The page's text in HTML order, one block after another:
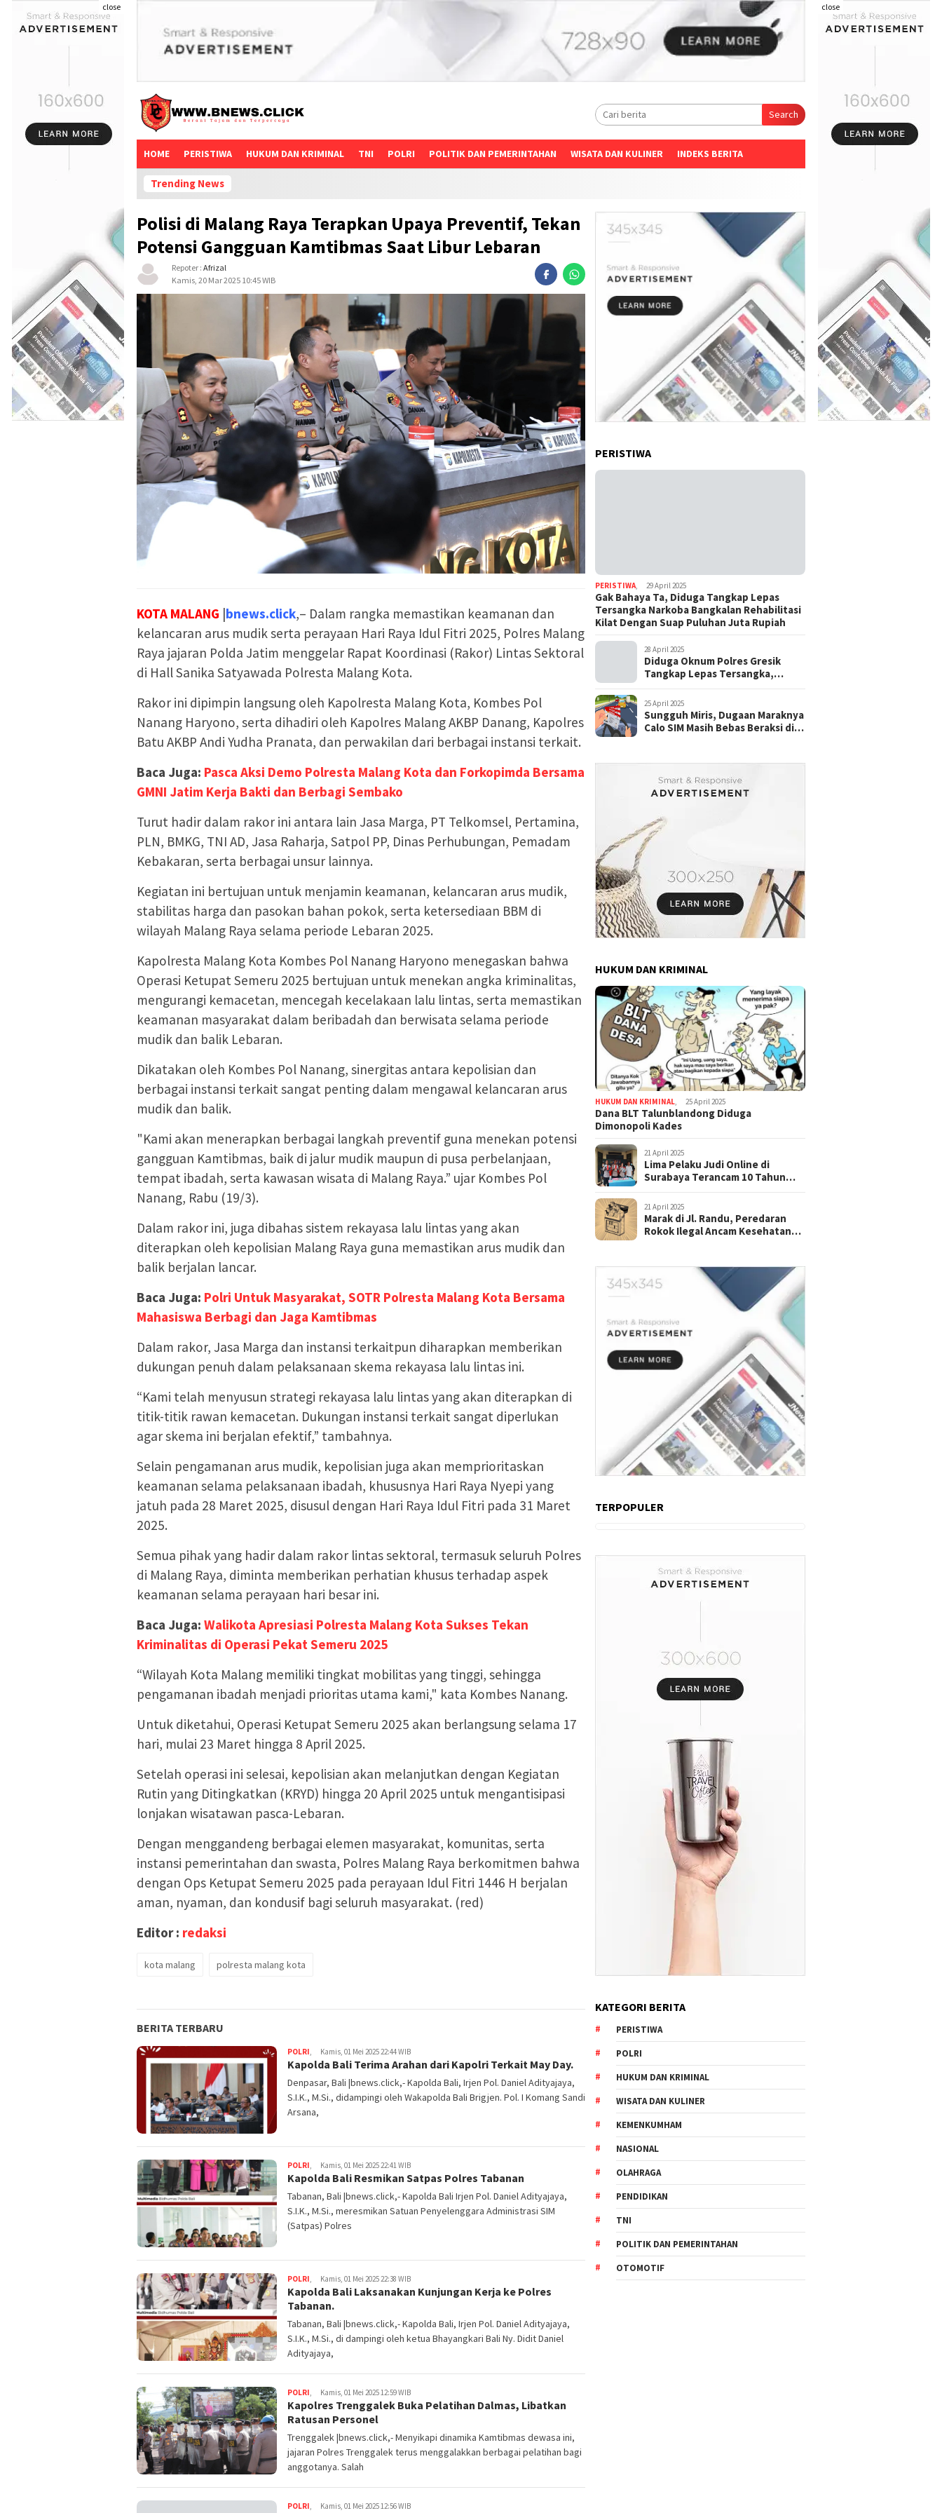
close close
Search
HOME PERISTIWA HUKUM DAN KRIMINAL TNI POLRI POLITIK DAN PEMERINTAHAN WISATA DAN KULINER INDEKS BERITA
Trending News
Polisi di Malang Raya Terapkan Upaya Preventif, Tekan
Potensi Gangguan Kamtibmas Saat Libur Lebaran
Repoter : Afrizal
Kamis, 20 Mar 2025 10:45 WIB
KOTA MALANG |bnews.click,– Dalam rangka memastikan keamanan dan
kelancaran arus mudik serta perayaan Hari Raya Idul Fitri 2025, Polres Malang
Raya jajaran Polda Jatim menggelar Rapat Koordinasi (Rakor) Lintas Sektoral
di Hall Sanika Satyawada Polresta Malang Kota.
Rakor ini dipimpin langsung oleh Kapolresta Malang Kota, Kombes Pol
Nanang Haryono, serta dihadiri oleh Kapolres Malang AKBP Danang, Kapolres
Batu AKBP Andi Yudha Pranata, dan perwakilan dari berbagai instansi terkait.
Baca Juga: Pasca Aksi Demo Polresta Malang Kota dan Forkopimda Bersama
GMNI Jatim Kerja Bakti dan Berbagi Sembako
Turut hadir dalam rakor ini antara lain Jasa Marga, PT Telkomsel, Pertamina,
PLN, BMKG, TNI AD, Jasa Raharja, Satpol PP, Dinas Perhubungan, Pemadam
Kebakaran, serta berbagai unsur lainnya.
Kegiatan ini bertujuan untuk menjamin keamanan, kelancaran arus mudik,
stabilitas harga dan pasokan bahan pokok, serta ketersediaan BBM di
wilayah Malang Raya selama periode Lebaran 2025.
Kapolresta Malang Kota Kombes Pol Nanang Haryono menegaskan bahwa
Operasi Ketupat Semeru 2025 bertujuan untuk menekan angka kriminalitas,
mengurangi kemacetan, mencegah kecelakaan lalu lintas, serta memastikan
keamanan masyarakat dalam beribadah dan berwisata selama periode
mudik dan balik Lebaran.
Dikatakan oleh Kombes Pol Nanang, sinergitas antara kepolisian dan
berbagai instansi terkait sangat penting dalam mengawal kelancaran arus
mudik dan balik.
"Kami akan menerapkan berbagai langkah preventif guna menekan potensi
gangguan Kamtibmas, baik di jalur mudik maupun di pusa perbelanjaan,
tempat ibadah, serta kawasan wisata di Malang Raya.” ujar Kombes Pol
Nanang, Rabu (19/3).
Dalam rakor ini, juga dibahas sistem rekayasa lalu lintas yang akan
diterapkan oleh kepolisian Malang Raya guna memastikan arus mudik dan
balik berjalan lancar.
Baca Juga: Polri Untuk Masyarakat, SOTR Polresta Malang Kota Bersama
Mahasiswa Berbagi dan Jaga Kamtibmas
Dalam rakor, Jasa Marga dan instansi terkaitpun diharapkan memberikan
dukungan penuh dalam pelaksanaan skema rekayasa lalu lintas ini.
“Kami telah menyusun strategi rekayasa lalu lintas yang akan diterapkan di
titik-titik rawan kemacetan. Dukungan instansi terkait sangat diperlukan
agar skema ini berjalan efektif,” tambahnya.
Selain pengamanan arus mudik, kepolisian juga akan memprioritaskan
keamanan selama pelaksanaan ibadah, khususnya Hari Raya Nyepi yang
jatuh pada 28 Maret 2025, disusul dengan Hari Raya Idul Fitri pada 31 Maret
2025.
Semua pihak yang hadir dalam rakor lintas sektoral, termasuk seluruh Polres
di Malang Raya, diminta memberikan perhatian khusus terhadap aspek
keamanan selama perayaan hari besar ini.
Baca Juga: Walikota Apresiasi Polresta Malang Kota Sukses Tekan
Kriminalitas di Operasi Pekat Semeru 2025
“Wilayah Kota Malang memiliki tingkat mobilitas yang tinggi, sehingga
pengamanan ibadah menjadi prioritas utama kami," kata Kombes Nanang.
Untuk diketahui, Operasi Ketupat Semeru 2025 akan berlangsung selama 17
hari, mulai 23 Maret hingga 8 April 2025.
Setelah operasi ini selesai, kepolisian akan melanjutkan dengan Kegiatan
Rutin yang Ditingkatkan (KRYD) hingga 20 April 2025 untuk mengantisipasi
lonjakan wisatawan pasca-Lebaran.
Dengan menggandeng berbagai elemen masyarakat, komunitas, serta
instansi pemerintahan dan swasta, Polres Malang Raya berkomitmen bahwa
dengan Ops Ketupat Semeru 2025 pada perayaan Idul Fitri 1446 H berjalan
aman, nyaman, dan kondusif bagi seluruh masyarakat. (red)
Editor : redaksi
kota malang polresta malang kota
BERITA TERBARU
POLRI Kamis, 01 Mei 2025 22:44 WIB
Kapolda Bali Terima Arahan dari Kapolri Terkait May Day.
Denpasar, Bali |bnews.click,- Kapolda Bali, Irjen Pol. Daniel Adityajaya,
S.I.K., M.Si., didampingi oleh Wakapolda Bali Brigjen. Pol. I Komang Sandi
Arsana,
POLRI Kamis, 01 Mei 2025 22:41 WIB
Kapolda Bali Resmikan Satpas Polres Tabanan
Tabanan, Bali |bnews.click,- Kapolda Bali Irjen Pol. Daniel Adityajaya,
S.I.K., M.Si., meresmikan Satuan Penyelenggara Administrasi SIM
(Satpas) Polres
POLRI Kamis, 01 Mei 2025 22:38 WIB
Kapolda Bali Laksanakan Kunjungan Kerja ke Polres
Tabanan.
Tabanan, Bali |bnews.click,- Kapolda Bali, Irjen Pol. Daniel Adityajaya,
S.I.K., M.Si., di dampingi oleh ketua Bhayangkari Bali Ny. Didit Daniel
Adityajaya,
POLRI Kamis, 01 Mei 2025 12:59 WIB
Kapolres Trenggalek Buka Pelatihan Dalmas, Libatkan
Ratusan Personel
Trenggalek |bnews.click,- Menyikapi dinamika Kamtibmas dewasa ini,
jajaran Polres Trenggalek terus menggalakkan berbagai pelatihan bagi
anggotanya. Salah
POLRI Kamis, 01 Mei 2025 12:56 WIB
PERISTIWA
PERISTIWA, 29 April 2025
Gak Bahaya Ta, Diduga Tangkap Lepas
Tersangka Narkoba Bangkalan Rehabilitasi
Kilat Dengan Suap Puluhan Juta Rupiah
28 April 2025
Diduga Oknum Polres Gresik
Tangkap Lepas Tersangka,
25 April 2025
Sungguh Miris, Dugaan Maraknya
Calo SIM Masih Bebas Beraksi di
HUKUM DAN KRIMINAL
HUKUM DAN KRIMINAL 25 April 2025
Dana BLT Talunblandong Diduga
Dimonopoli Kades
21 April 2025
Lima Pelaku Judi Online di
Surabaya Terancam 10 Tahun
21 April 2025
Marak di Jl. Randu, Peredaran
Rokok Ilegal Ancam Kesehatan
TERPOPULER
KATEGORI BERITA
PERISTIWA
POLRI
HUKUM DAN KRIMINAL
WISATA DAN KULINER
KEMENKUMHAM
NASIONAL
OLAHRAGA
PENDIDIKAN
TNI
POLITIK DAN PEMERINTAHAN
OTOMOTIF